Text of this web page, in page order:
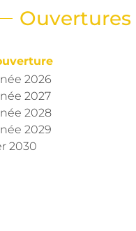
Ouvertures
2026
2027
2028
2029
2030